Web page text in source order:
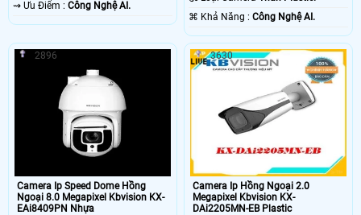
️⇝ Ưu Điểm : Công Nghệ AI.
️⌘ Khả Năng :Công Nghệ AI.
Camera Ip Speed Dome Hồng
Ngoại 8.0 Megapixel Kbvision KX-
EAi8409PN Nhựa
2896
Camera Ip Hồng Ngoại 2.0
Megapixel Kbvision KX-
DAi2205MN-EB Plastic
3630